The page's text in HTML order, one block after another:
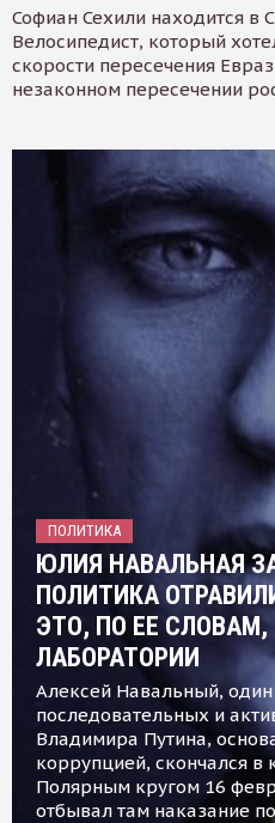
Софиан Сехили находится в
Велосипедист, который
скорости пересечения
незаконном пересечении
ПОЛИТИКА
ЮЛИЯ НАВАЛЬНАЯ
ПОЛИТИКА
ЭТО, ПО ЕЕ
ЛАБОРАТОРИИ
Алексей Навальный, один
последовательных и
Владимира Путина,
коррупцией, скончался в
Полярным кругом 16
отбывал там наказание